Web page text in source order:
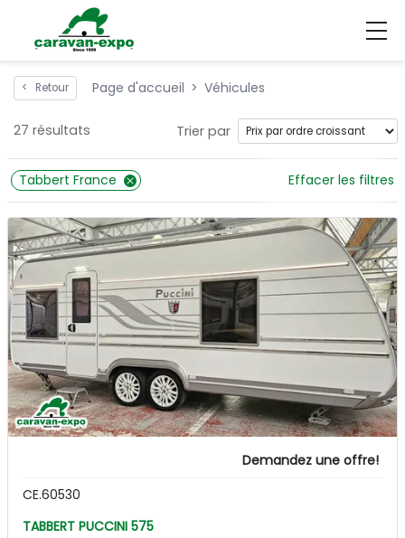
< Retour Page d'accueil Véhicules
27 résultats Trier par
Tabbert France Effacer les filtres
Demandez une offre!
CE.60530
TABBERT PUCCINI 575